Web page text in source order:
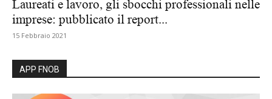
Laureati e lavoro, gli sbocchi professionali nelle
imprese: pubblicato il report...
15 Febbraio 2021
APP FNOB